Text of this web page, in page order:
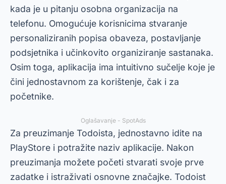
kada je u pitanju osobna organizacija na
telefonu. Omogućuje korisnicima stvaranje
personaliziranih popisa obaveza, postavljanje
podsjetnika i učinkovito organiziranje sastanaka.
Osim toga, aplikacija ima intuitivno sučelje koje je
čini jednostavnom za korištenje, čak i za
početnike.
Oglašavanje - SpotAds
Za preuzimanje Todoista, jednostavno idite na
PlayStore i potražite naziv aplikacije. Nakon
preuzimanja možete početi stvarati svoje prve
zadatke i istraživati osnovne značajke. Todoist